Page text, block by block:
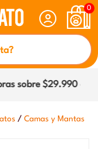
0
sobre $29.990
/ Camas y Mantas